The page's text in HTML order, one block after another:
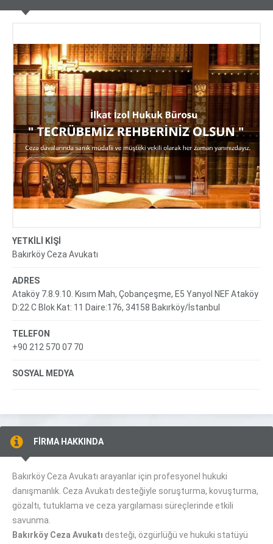
YETKİLİ KİŞİ
Bakırköy Ceza Avukatı
ADRES
Ataköy 7.8.9.10. Kısım Mah, Çobançeşme, E5 Yanyol NEF Ataköy
D:22 C Blok Kat: 11 Daire:176, 34158 Bakırköy/İstanbul
TELEFON
+90 212 570 07 70
SOSYAL MEDYA
FİRMA HAKKINDA
Bakırköy Ceza Avukatı arayanlar için profesyonel hukuki
danışmanlık. Ceza Avukatı desteğiyle soruşturma, kovuşturma,
gözaltı, tutuklama ve ceza yargılaması süreçlerinde etkili
savunma.
Bakırköy Ceza Avukatı desteği, özgürlüğü ve hukuki statüyü